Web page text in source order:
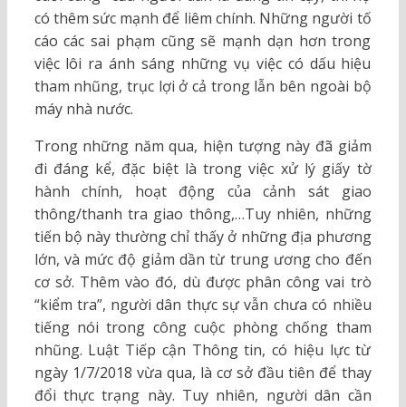
có thêm sức mạnh để liêm chính. Những người tố
cáo các sai phạm cũng sẽ mạnh dạn hơn trong
việc lôi ra ánh sáng những vụ việc có dấu hiệu
tham nhũng, trục lợi ở cả trong lẫn bên ngoài bộ
máy nhà nước.
Trong những năm qua, hiện tượng này đã giảm
đi đáng kể, đặc biệt là trong việc xử lý giấy tờ
hành chính, hoạt động của cảnh sát giao
thông/thanh tra giao thông,…Tuy nhiên, những
tiến bộ này thường chỉ thấy ở những địa phương
lớn, và mức độ giảm dần từ trung ương cho đến
cơ sở. Thêm vào đó, dù được phân công vai trò
“kiểm tra”, người dân thực sự vẫn chưa có nhiều
tiếng nói trong công cuộc phòng chống tham
nhũng. Luật Tiếp cận Thông tin, có hiệu lực từ
ngày 1/7/2018 vừa qua, là cơ sở đầu tiên để thay
đổi thực trạng này. Tuy nhiên, người dân cần